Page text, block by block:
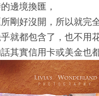
邊境換匯，
剛好沒開，所以就完
就都包含了，也不用
其實信用卡或美金也